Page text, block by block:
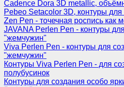
Cadence Dora 3D metallic,
Pebeo Setacolor 3D, контуры для
Zen Pen - точечная роспись как
JAVANA Perlen Pen - контуры
"жемчужин"
Viva Perlen Pen - контуры для
"жемчужин"
Контуры Viva Perlen Pen - для
полубусинок
Контуры для создания особо